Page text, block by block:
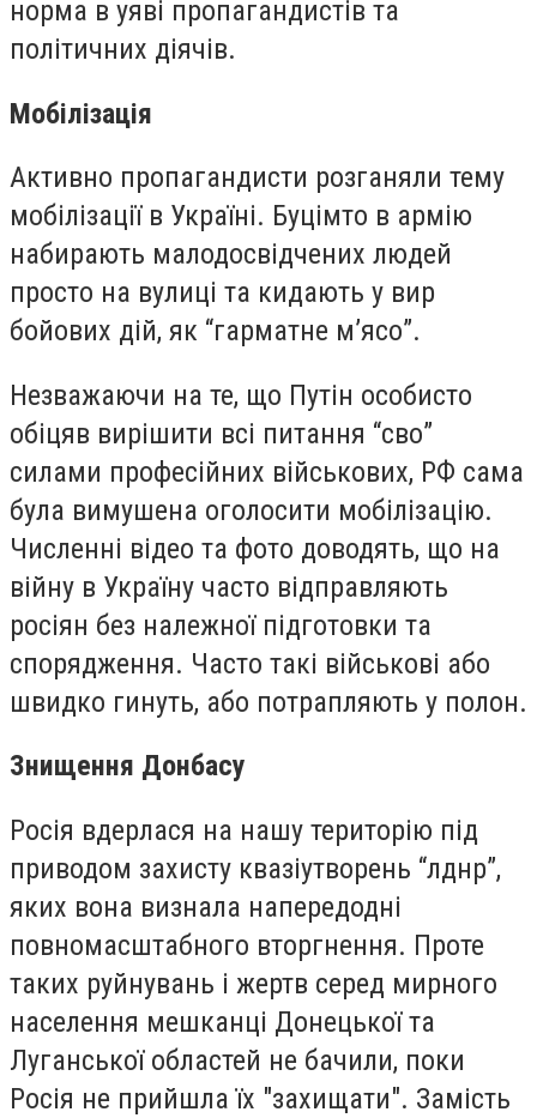
норма в уяві пропагандистів та
політичних діячів.
Мобілізація
Активно пропагандисти розганяли тему
мобілізації в Україні. Буцімто в армію
набирають малодосвідчених людей
просто на вулиці та кидають у вир
бойових дій, як “гарматне м’ясо”.
Незважаючи на те, що Путін особисто
обіцяв вирішити всі питання “сво”
силами професійних військових, РФ сама
була вимушена оголосити мобілізацію.
Численні відео та фото доводять, що на
війну в Україну часто відправляють
росіян без належної підготовки та
спорядження. Часто такі військові або
швидко гинуть, або потрапляють у полон.
Знищення Донбасу
Росія вдерлася на нашу територію під
приводом захисту квазіутворень “лднр”,
яких вона визнала напередодні
повномасштабного вторгнення. Проте
таких руйнувань і жертв серед мирного
населення мешканці Донецької та
Луганської областей не бачили, поки
Росія не прийшла їх "захищати". Замість